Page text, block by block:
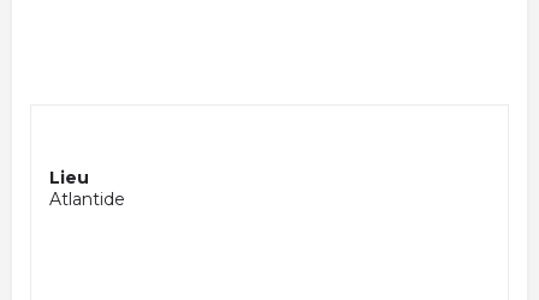
Lieu
Atlantide